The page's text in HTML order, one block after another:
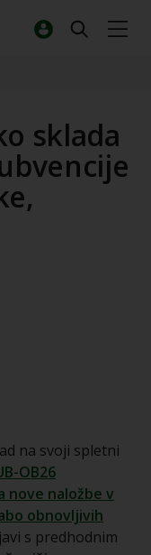
sklada
na svoji spletni
OB26
nove naložbe v
obnovljivih
s predhodnim